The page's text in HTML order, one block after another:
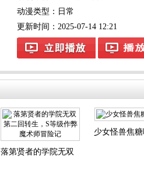
动漫类型： 日常
更新时间：2025-07-14 12:21
落第贤者的学院无双第二回转生，S等
少女怪兽焦